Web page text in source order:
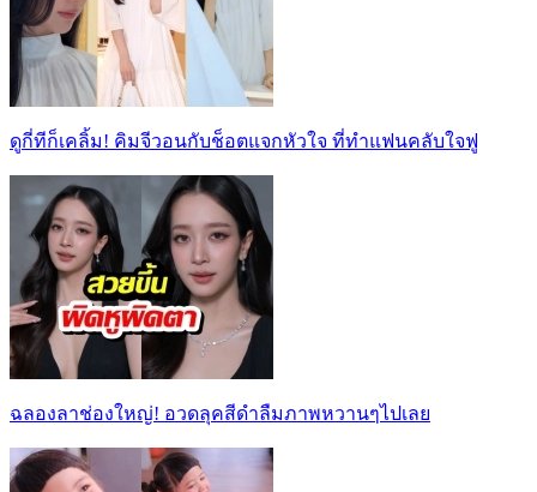
ดูกี่ทีก็เคลิ้ม! คิมจีวอนกับช็อตแจกหัวใจ ที่ทำแฟนคลับใจฟู
ฉลองลาช่องใหญ่! อวดลุคสีดำลืมภาพหวานๆไปเลย